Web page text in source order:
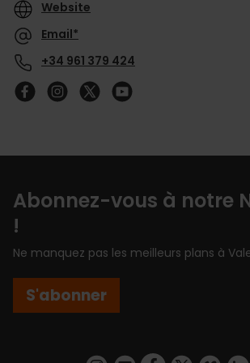
Website
Email*
+34 961 379 424
Follow
Abonnez-vous à notre
!
Ne manquez pas les meilleurs plans à
S'abonner